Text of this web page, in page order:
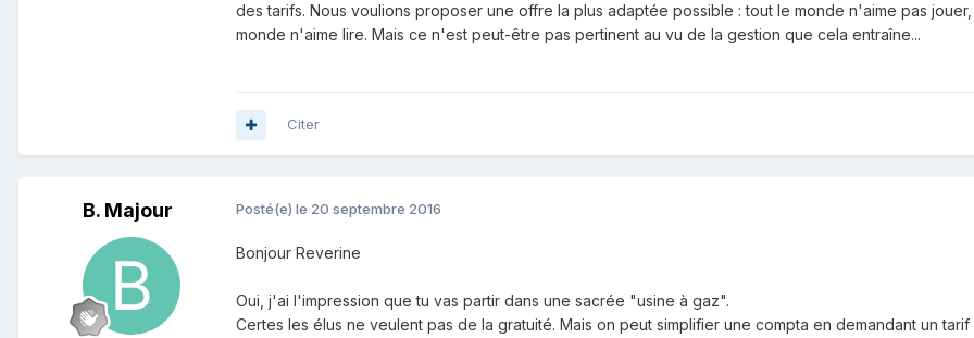
des tarifs. Nous voulions proposer une offre la plus adaptée possible : tout le monde n'aime pas
monde n'aime lire. Mais ce n'est peut-être pas pertinent au vu de la gestion que cela entraîne...
Citer
B. Majour Posté(e) le 20 septembre 2016
Bonjour Reverine
Oui, j'ai l'impression que tu vas partir dans une sacrée "usine à gaz".
Certes les élus ne veulent pas de la gratuité. Mais on peut simplifier une compta en demandant un tarif